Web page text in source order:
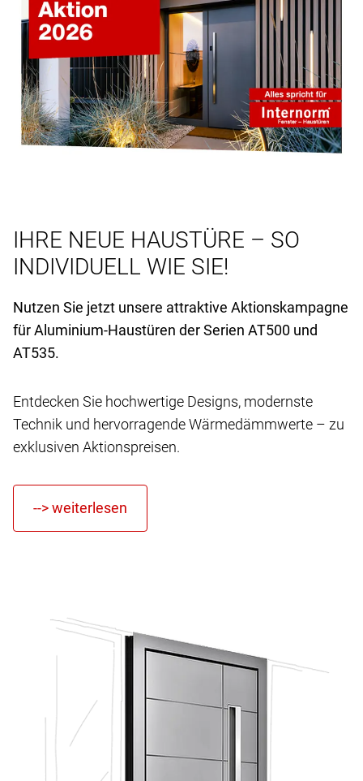
IHRE NEUE HAUSTÜRE – SO
INDIVIDUELL WIE SIE!
Nutzen Sie jetzt unsere attraktive Aktionskampagne
für Aluminium-Haustüren der Serien AT500 und
AT535.
Entdecken Sie hochwertige Designs, modernste
Technik und hervorragende Wärmedämmwerte – zu
exklusiven Aktionspreisen.